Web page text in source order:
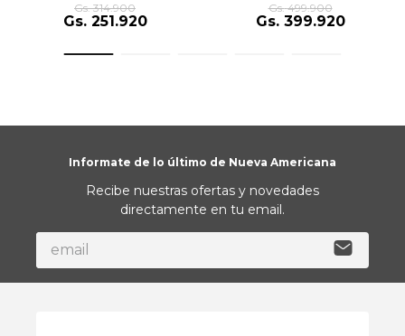
Gs. 314.900
Gs. 251 .920
Gs. 499.900
Gs. 399.920
Informate de lo último de Nueva Americana
Recibe nuestras ofertas y novedades
directamente en tu email.